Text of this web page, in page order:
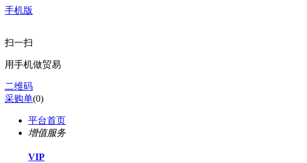
手机版
扫一扫
用手机做贸易
二维码
采购单(0)
平台首页
增值服务
VIP